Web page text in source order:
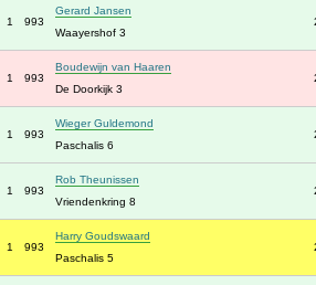
1 993
Gerard Jansen
Waayershof 3
1 993
Boudewijn van Haaren
De Doorkijk 3
1 993
Wieger Guldemond
Paschalis 6
1 993
Rob Theunissen
Vriendenkring 8
1 993
Harry Goudswaard
Paschalis 5